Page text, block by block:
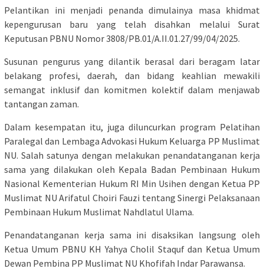
Pelantikan ini menjadi penanda dimulainya masa khidmat
kepengurusan baru yang telah disahkan melalui Surat
Keputusan PBNU Nomor 3808/PB.01/A.II.01.27/99/04/2025.
Susunan pengurus yang dilantik berasal dari beragam latar
belakang profesi, daerah, dan bidang keahlian mewakili
semangat inklusif dan komitmen kolektif dalam menjawab
tantangan zaman.
Dalam kesempatan itu, juga diluncurkan program Pelatihan
Paralegal dan Lembaga Advokasi Hukum Keluarga PP Muslimat
NU. Salah satunya dengan melakukan penandatanganan kerja
sama yang dilakukan oleh Kepala Badan Pembinaan Hukum
Nasional Kementerian Hukum RI Min Usihen dengan Ketua PP
Muslimat NU Arifatul Choiri Fauzi tentang Sinergi Pelaksanaan
Pembinaan Hukum Muslimat Nahdlatul Ulama.
Penandatanganan kerja sama ini disaksikan langsung oleh
Ketua Umum PBNU KH Yahya Cholil Staquf dan Ketua Umum
Dewan Pembina PP Muslimat NU Khofifah Indar Parawansa.